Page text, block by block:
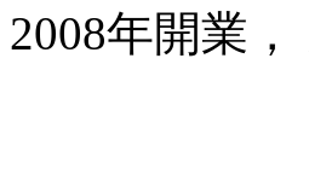
2008年開業